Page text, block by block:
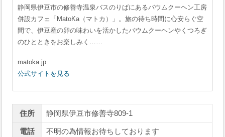
静岡県伊豆市の修善寺温泉バスのりばにあるバウムクーヘン工房
併設カフェ「MatoKa（マトカ）」。旅の待ち時間に心安らぐ空
間で、伊豆産の卵の味わいを活かしたバウムクーヘンやくつろぎ
のひとときをお楽しみく……
matoka.jp
公式サイトを見る
住所 静岡県伊豆市修善寺809-1
電話 不明の為情報お待ちしております